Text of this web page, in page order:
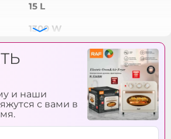
15 L
1300 W
и наши
с вами в